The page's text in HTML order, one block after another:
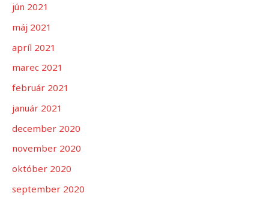
jún 2021
máj 2021
apríl 2021
marec 2021
február 2021
január 2021
december 2020
november 2020
október 2020
september 2020